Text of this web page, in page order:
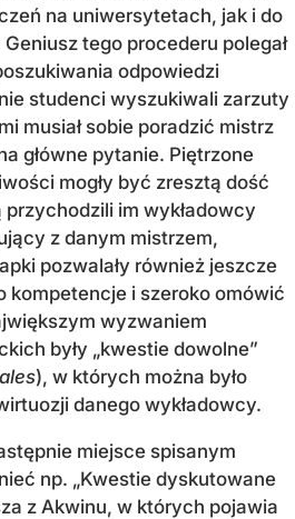
na uniwersytetach, jak i do
tego procederu polegał
odpowiedzi
studenci wyszukiwali zarzuty
musiał sobie poradzić mistrz
główne pytanie. Piętrzone
mogły być zresztą dość
przychodzili im wykładowcy
z danym mistrzem,
pozwalały również jeszcze
kompetencje i szeroko omówić
wyzwaniem
były „kwestie dowolne”
), w których można było
danego wykładowcy.
miejsce spisanym
np. „Kwestie dyskutowane
z Akwinu, w których pojawia